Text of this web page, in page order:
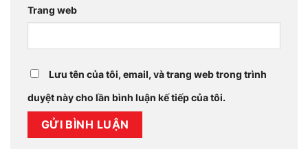
Trang web
Lưu tên của tôi, email, và trang web trong trình
duyệt này cho lần bình luận kế tiếp của tôi.